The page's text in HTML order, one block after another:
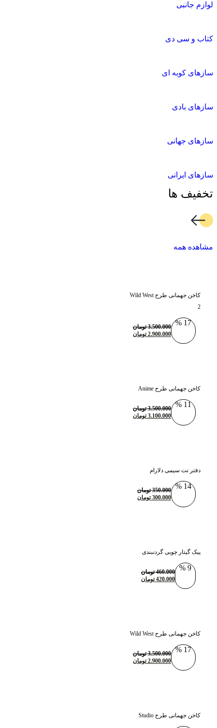
لوازم جانبی
کتاب و سی دی
سازهای کوبه ای
سازهای بادی
سازهای جهانی
سازهای ایرانی
تخفیف ها
مشاهده همه
کاخن جهمانی طرح Wild West
2
17 %
3.500.000 تومان
2.900.000 تومان
کاخن جهمانی طرح Anime
11 %
3.500.000 تومان
3.100.000 تومان
دفتر نت سیمی دلارام
14 %
350.000 تومان
300.000 تومان
پیک گیتار چوبی گردنبندی
9 %
460.000 تومان
420.000 تومان
کاخن جهمانی طرح Wild West
17 %
3.500.000 تومان
2.900.000 تومان
کاخن جهمانی طرح Studio